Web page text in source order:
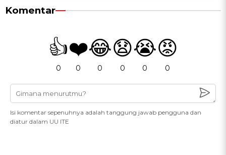
Komentar
👍
0
❤️
0
😂
0
😧
0
😭
0
😡
0
Isi komentar sepenuhnya adalah tanggung jawab pengguna dan
diatur dalam UU ITE